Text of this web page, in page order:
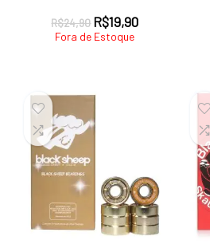
R$24,90 O
preço
R$19,90O
Fora de Estoque